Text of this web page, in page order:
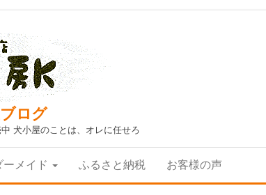
ログ
犬小屋のことは、オレに任せろ
ーメイド ふるさと納税 お客様の声